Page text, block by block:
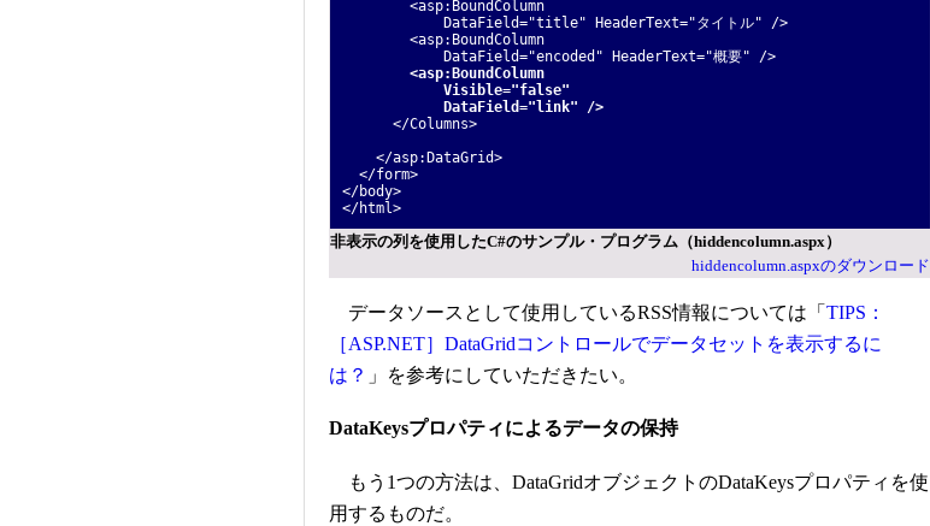
<asp:BoundColumn
DataField="title" HeaderText="タイトル" />
<asp:BoundColumn
DataField="encoded" HeaderText="概要" />
<asp:BoundColumn
Visible="false"
DataField="link" />
</Columns>
</asp:DataGrid>
</form>
</body>
</html>
非表示の列を使用したC#のサンプル・プログラム（hiddencolumn.aspx）
hiddencolumn.aspxのダウンロード
データソースとして使用しているRSS情報については「 TIPS：
［ASP.NET］DataGridコントロールでデータセットを表示するに
は？ 」を参考にしていただきたい。
DataKeysプロパティによるデータの保持
もう1つの方法は、DataGridオブジェクトのDataKeysプロパティを使
用するものだ。